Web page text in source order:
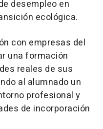
desempleo en
ecológica.
con empresas del
una formación
reales de sus
al alumnado un
profesional y
de incorporación